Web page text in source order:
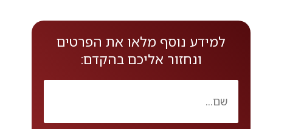
למידע נוסף מלאו את הפרטים
ונחזור אליכם בהקדם: